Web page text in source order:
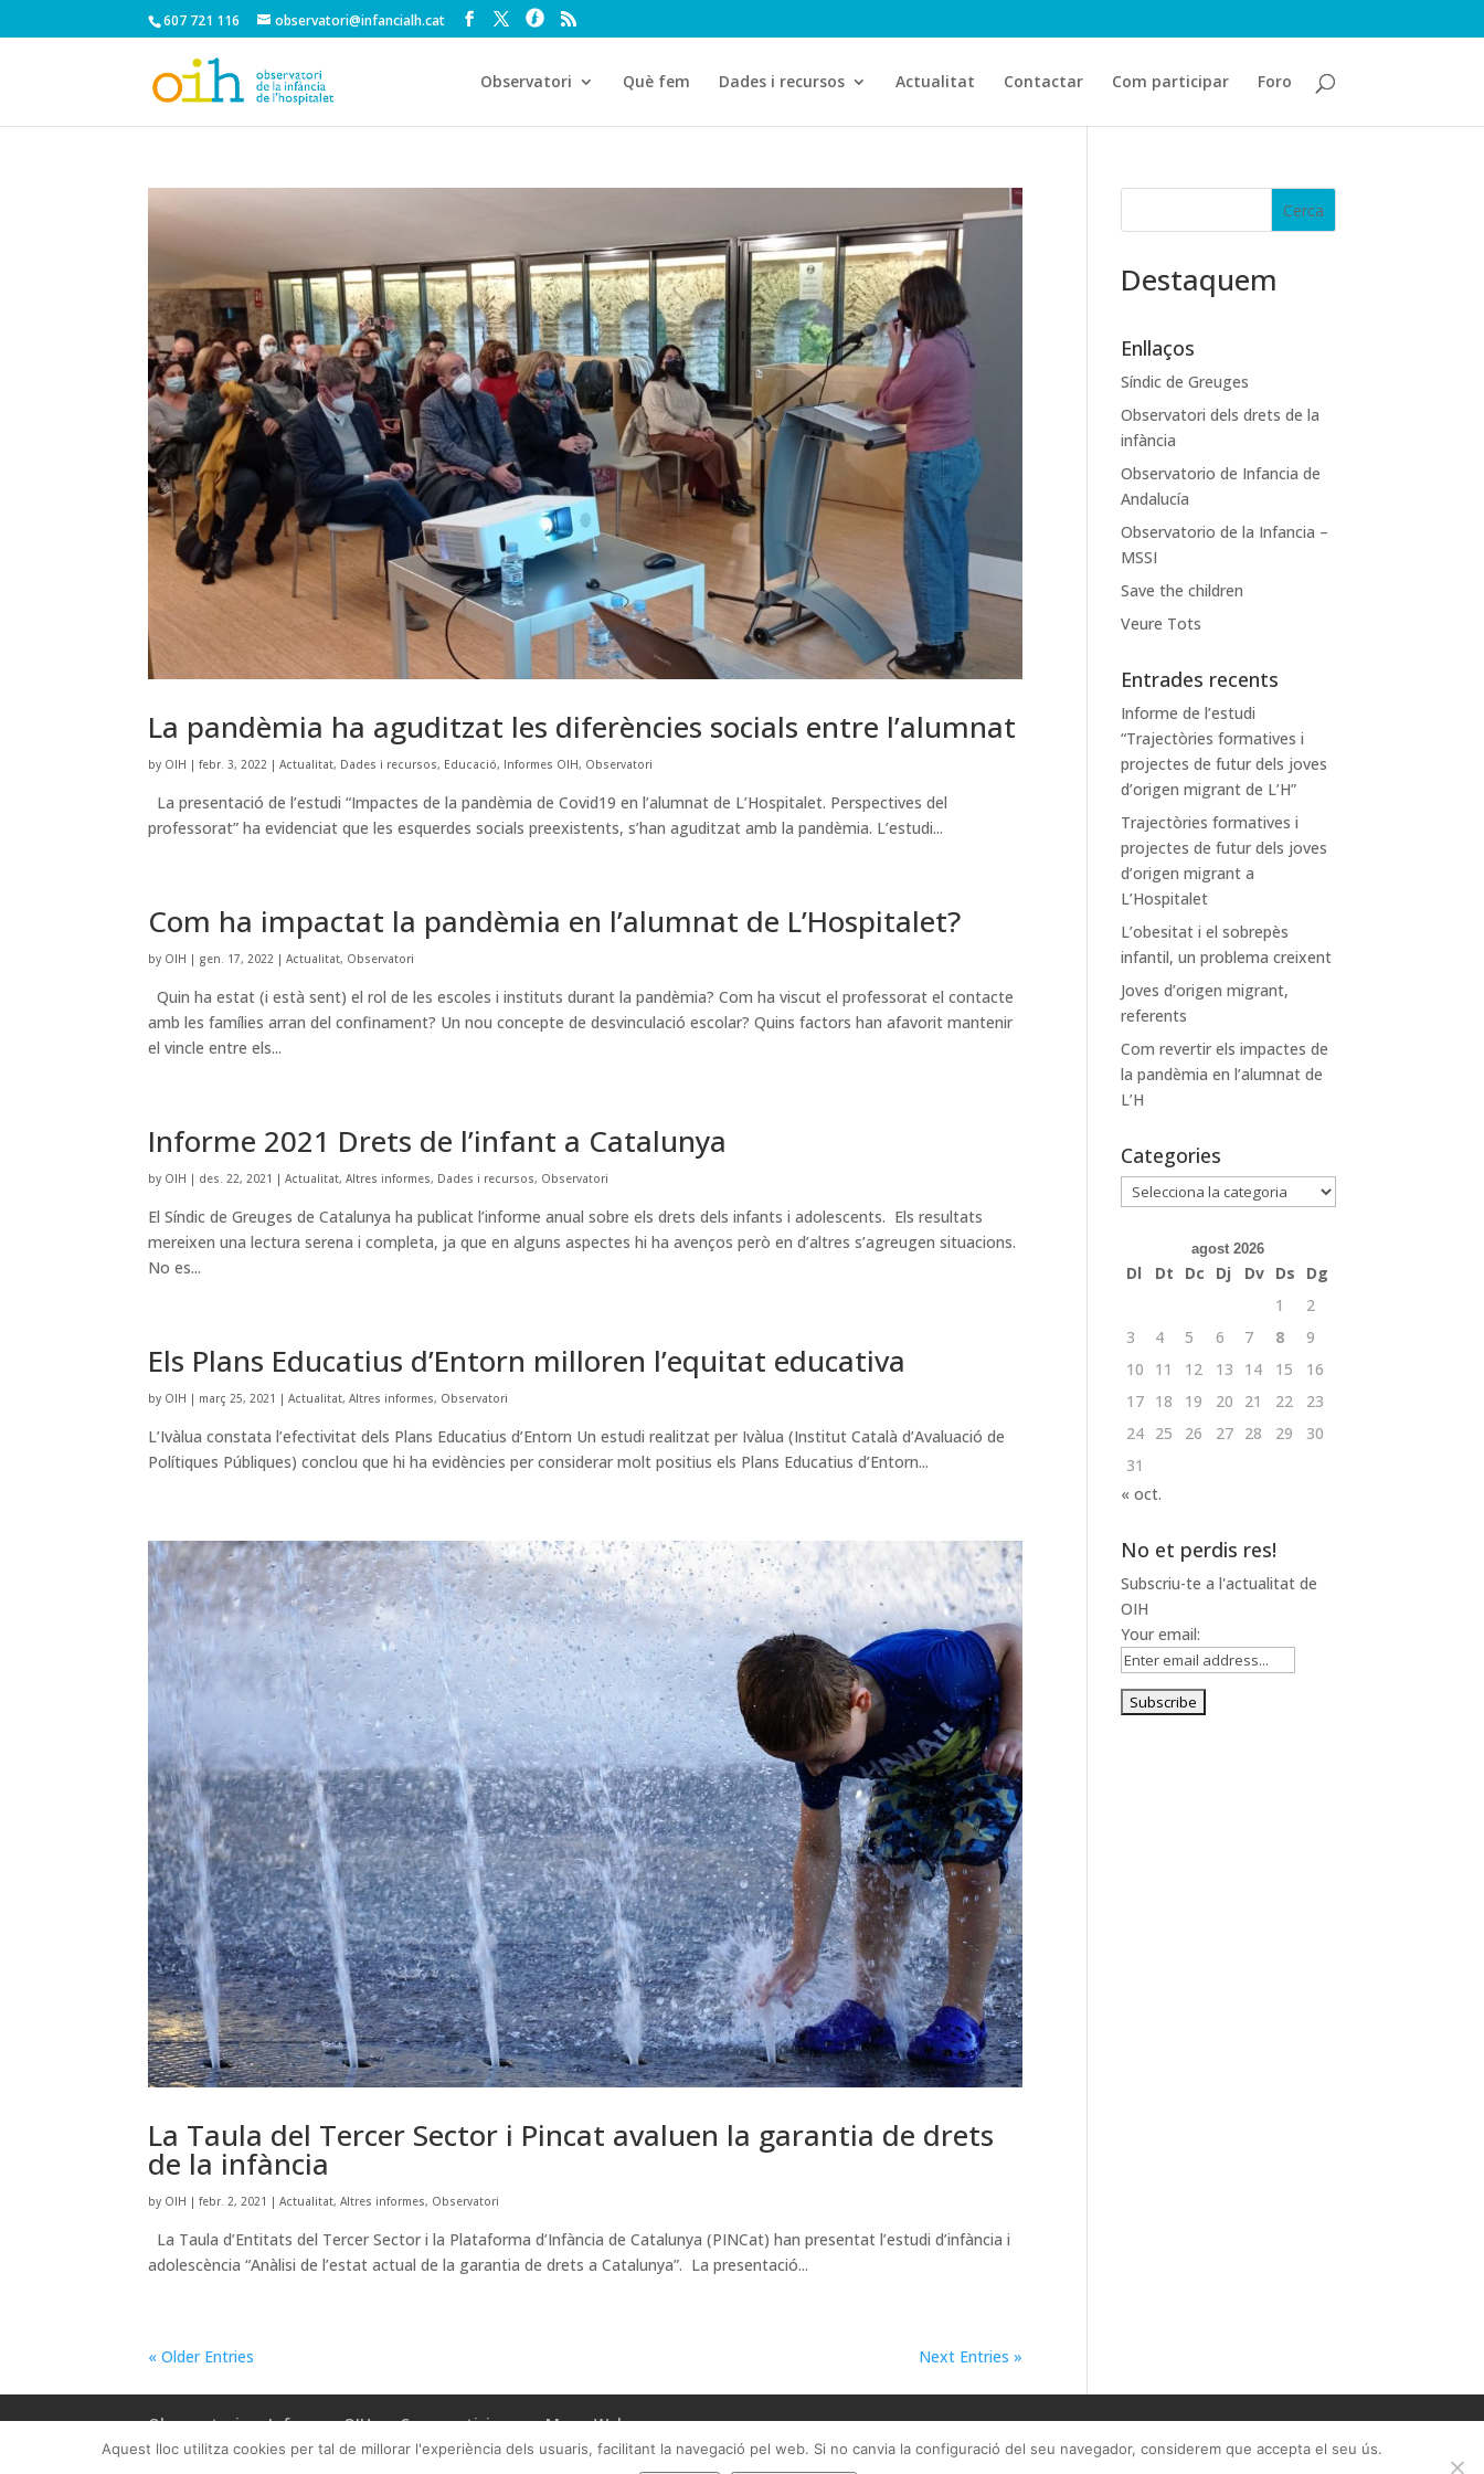
607 721 116 observatori@infancialh.cat
Observatori Què fem Dades i recursos Actualitat Contactar Com participar Foro
La pandèmia ha aguditzat les diferències socials entre l’alumnat
by OIH |febr. 3, 2022 |Actualitat, Dades i recursos, Educació, Informes OIH, Observatori
La presentació de l’estudi “Impactes de la pandèmia de Covid19 en l’alumnat de L’Hospitalet. Perspectives del
professorat” ha evidenciat que les esquerdes socials preexistents, s’han aguditzat amb la pandèmia. L’estudi...
Com ha impactat la pandèmia en l’alumnat de L’Hospitalet?
by OIH | gen. 17, 2022 |Actualitat, Observatori
Quin ha estat (i està sent) el rol de les escoles i instituts durant la pandèmia? Com ha viscut el professorat el contacte
amb les famílies arran del confinament? Un nou concepte de desvinculació escolar? Quins factors han afavorit mantenir
el vincle entre els...
Informe 2021 Drets de l’infant a Catalunya
by OIH | des. 22, 2021 |Actualitat,Altres informes, Dades i recursos, Observatori
El Síndic de Greuges de Catalunya ha publicat l’informe anual sobre els drets dels infants i adolescents. Els resultats
mereixen una lectura serena i completa, ja que en alguns aspectes hi ha avenços però en d’altres s’agreugen situacions.
No es...
Els Plans Educatius d’Entorn milloren l’equitat educativa
by OIH | març 25, 2021 |Actualitat,Altres informes, Observatori
L’Ivàlua constata l’efectivitat dels Plans Educatius d’Entorn Un estudi realitzat per Ivàlua (Institut Català d’Avaluació de
Polítiques Públiques) conclou que hi ha evidències per considerar molt positius els Plans Educatius d’Entorn...
La Taula del Tercer Sector i Pincat avaluen la garantia de drets
de la infància
by OIH |febr. 2, 2021 |Actualitat,Altres informes, Observatori
La Taula d’Entitats del Tercer Sector i la Plataforma d’Infància de Catalunya (PINCat) han presentat l’estudi d’infància i
adolescència “Anàlisi de l’estat actual de la garantia de drets a Catalunya”. La presentació...
« Older Entries Next Entries »
Destaquem
Enllaços
Síndic de Greuges
Observatori dels drets de la
infància
Observatorio de Infancia de
Andalucía
Observatorio de la Infancia –
MSSI
Save the children
Veure Tots
Entrades recents
Informe de l’estudi
“Trajectòries formatives i
projectes de futur dels joves
d’origen migrant de L’H”
Trajectòries formatives i
projectes de futur dels joves
d’origen migrant a
L’Hospitalet
L’obesitat i el sobrepès
infantil, un problema creixent
Joves d’origen migrant,
referents
Com revertir els impactes de
la pandèmia en l’alumnat de
L’H
Categories
Categories
agost 2026
Dl Dt Dc Dj Dv Ds
Dg
1
2
3
4 5 6 7 8
9
10
11 12 13 14 15
16
17 18 19 20 21 22
23
24 25 26 27 28 29
30
31
« oct.
No et perdis res!
Subscriu-te a l'actualitat de
OIH
Your email:
Observatori Informes OIH Com participar Mapa Web
Aquest lloc utilitza cookies per tal de millorar l'experiència dels usuaris, facilitant la navegació pel web. Si no canvia la configuració del seu navegador, considerem que accepta el seu ús.